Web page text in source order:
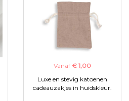
Vanaf € 1,00
Luxe en stevig katoenen
cadeauzakjes in huidskleur.